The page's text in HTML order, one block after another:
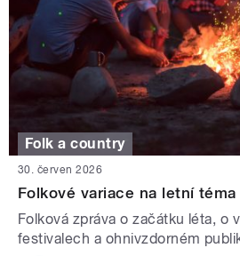
Folk a country
30. červen 2026
Folkové variace na letní téma
Folková zpráva o začátku léta, o
festivalech a ohnivzdorném